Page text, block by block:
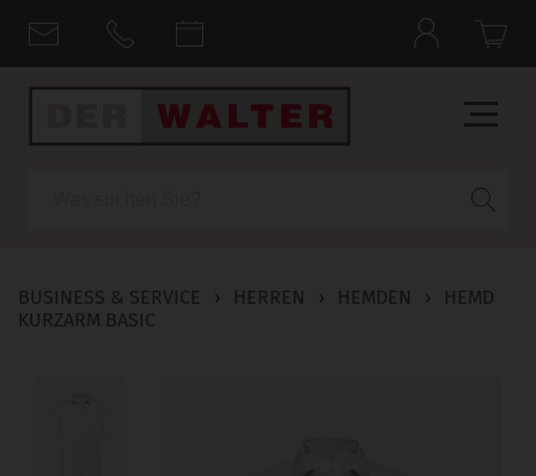
BUSINESS & SERVICE › HERREN › HEMDEN ›
HEMD
KURZARM BASIC